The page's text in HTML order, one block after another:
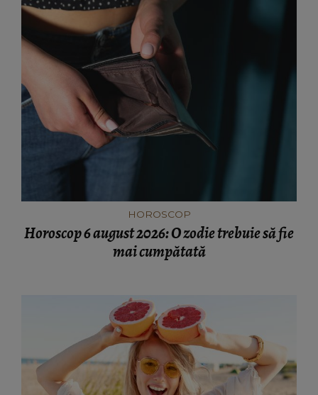
HOROSCOP
Horoscop 6 august 2026: O zodie trebuie să fie
mai cumpătată